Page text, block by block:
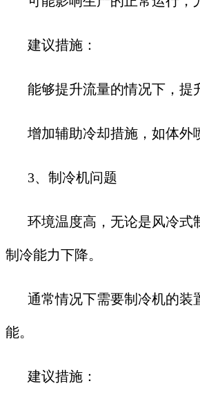
建议措施：
能够提升流量的情况下，提
增加辅助冷却措施，如体外
3、制冷机问题
环境温度高，无论是风冷式
制冷能力下降。
通常情况下需要制冷机的装
能。
建议措施：